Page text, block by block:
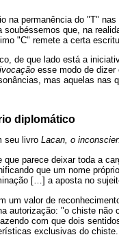
na permanência do "T"
soubéssemos que, na
"C" remete a certa
de que lado está a
esse modo de
mas aquelas nas
diplomático
seu livro Lacan, o
que parece deixar toda a
que um nome
[…] a aposta no
um valor de
autorização: "o chiste
com que dois
exclusivas do